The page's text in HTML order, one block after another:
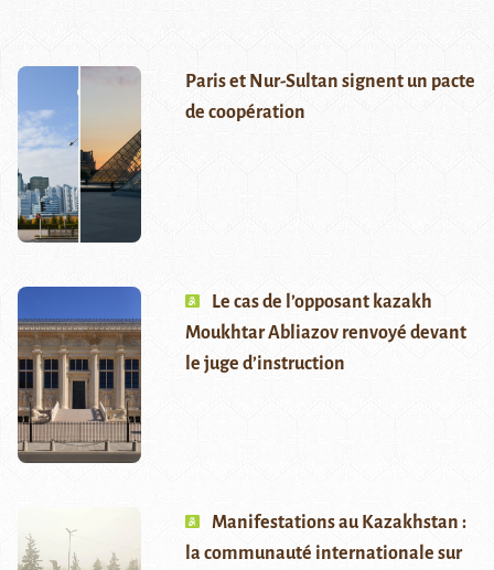
Paris et Nur-Sultan signent un pacte
de coopération
Le cas de l’opposant kazakh
Moukhtar Abliazov renvoyé devant
le juge d’instruction
Manifestations au Kazakhstan :
la communauté internationale sur